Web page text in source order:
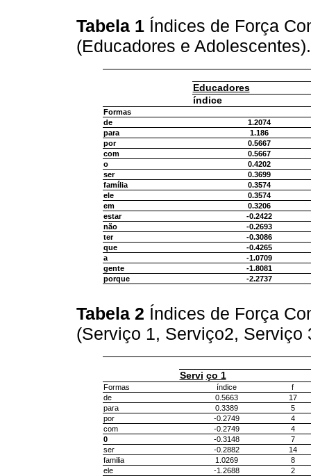
Tabela 1 Índices de Força
(Educadores e
Educadores
índice
Formas
de
1.2074
para
1.186
por
0.5667
com
0.5667
o
0.4202
ser
0.3699
família
0.3574
ele
0.3574
em
0.3206
estar
-0.2422
não
-0.2693
ter
-0.3086
que
-0.4265
a
-1.0709
gente
-1.8081
porque
-2.2737
Tabela 2 Índices de Força
(Serviço 1, Serviço2, Serviço
Servi ço 1
Formas índice
f
de
0.5663
17
para
0.3389
5
por
-0.2749
4
com
-0.2749
4
0
-0.3148
7
ser
-0.2882
14
familia
1.0269
8
ele
-1.2688
2